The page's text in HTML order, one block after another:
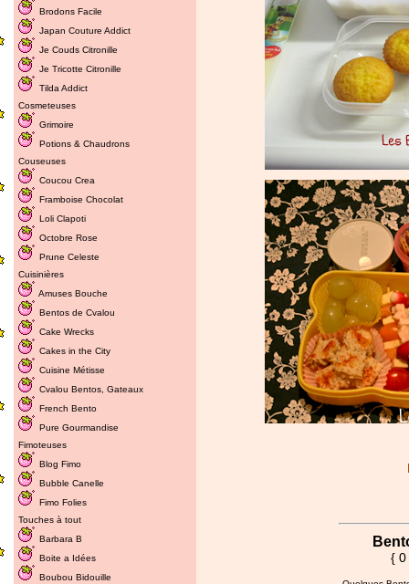
Brodons Facile
Japan Couture Addict
Je Couds Citronille
Je Tricotte Citronille
Tilda Addict
Cosmeteuses
Grimoire
Potions & Chaudrons
Couseuses
Coucou Crea
Framboise Chocolat
Loli Clapoti
Octobre Rose
Prune Celeste
Cuisinières
Amuses Bouche
Bentos de Cvalou
Cake Wrecks
Cakes in the City
Cuisine Métisse
Cvalou Bentos Gateaux
French Bento
Pure Gourmandise
Fimoteuses
Blog Fimo
Bubble Canelle
Fimo Folies
Touches à tout
Barbara B
Boite a Idées
Boubou Bidouille
{ 0